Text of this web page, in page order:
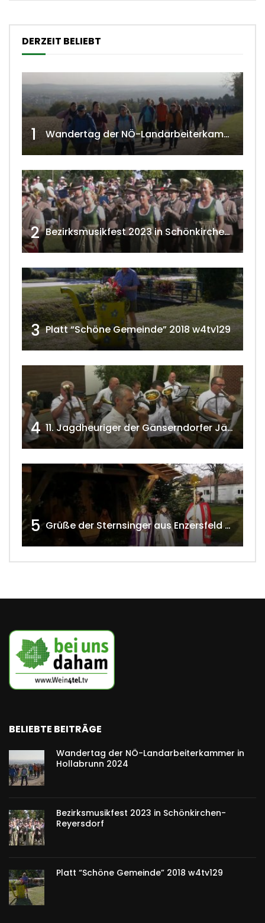
DERZEIT BELIEBT
1 Wandertag der NÖ-Landarbeiterkammer in Hollabrunn 2024
2 Bezirksmusikfest 2023 in Schönkirchen-Reyersdorf
3 Platt “Schöne Gemeinde” 2018 w4tv129
4 11. Jagdheuriger der Gänserndorfer Jäger 2020 w4tv166
5 Grüße der Sternsinger aus Enzersfeld – Klein-Engersdorf 2021 w4tv169
BELIEBTE BEITRÄGE
Wandertag der NÖ-Landarbeiterkammer in
Hollabrunn 2024
Bezirksmusikfest 2023 in Schönkirchen-
Reyersdorf
Platt “Schöne Gemeinde” 2018 w4tv129